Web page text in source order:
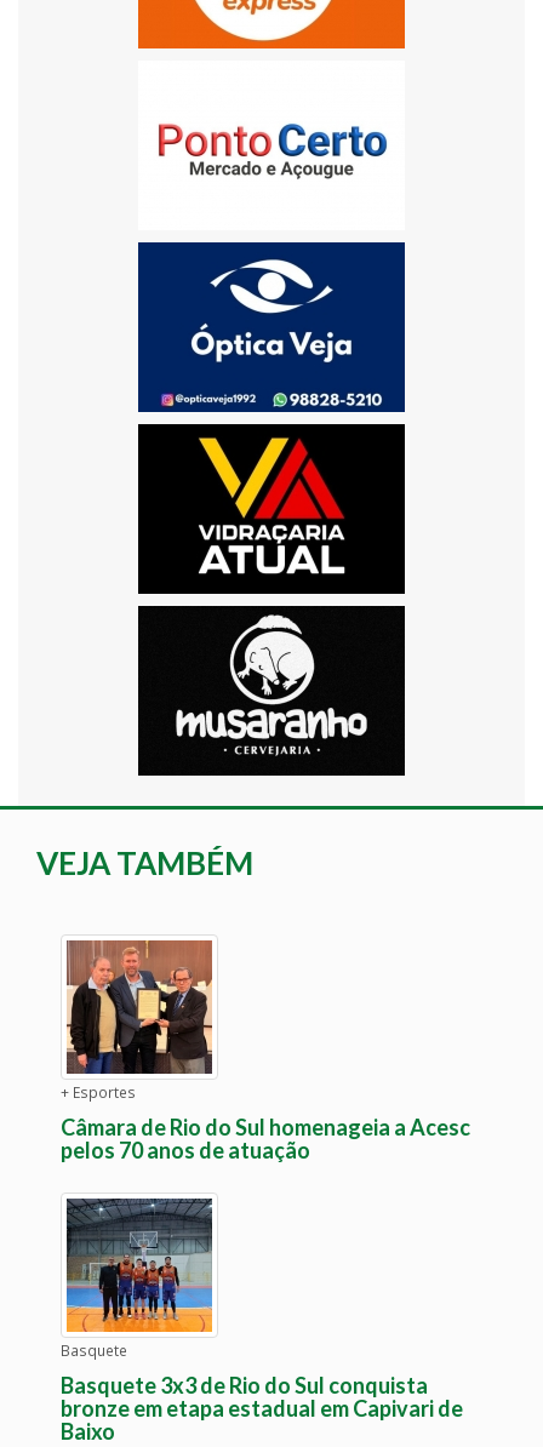
VEJA TAMBÉM
+ Esportes
Câmara de Rio do Sul homenageia a Acesc
pelos 70 anos de atuação
Basquete
Basquete 3x3 de Rio do Sul conquista
bronze em etapa estadual em Capivari de
Baixo